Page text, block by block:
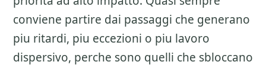
conviene partire dai passaggi che generano
piu ritardi, piu eccezioni o piu lavoro
dispersivo, perche sono quelli che sbloccano